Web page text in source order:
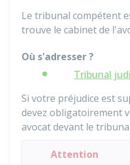
Le tribunal compétent
trouve le cabinet de
Où s'adresser ?
Tribunal
Si votre préjudice est
devez obligatoirement
avocat devant le
Attention